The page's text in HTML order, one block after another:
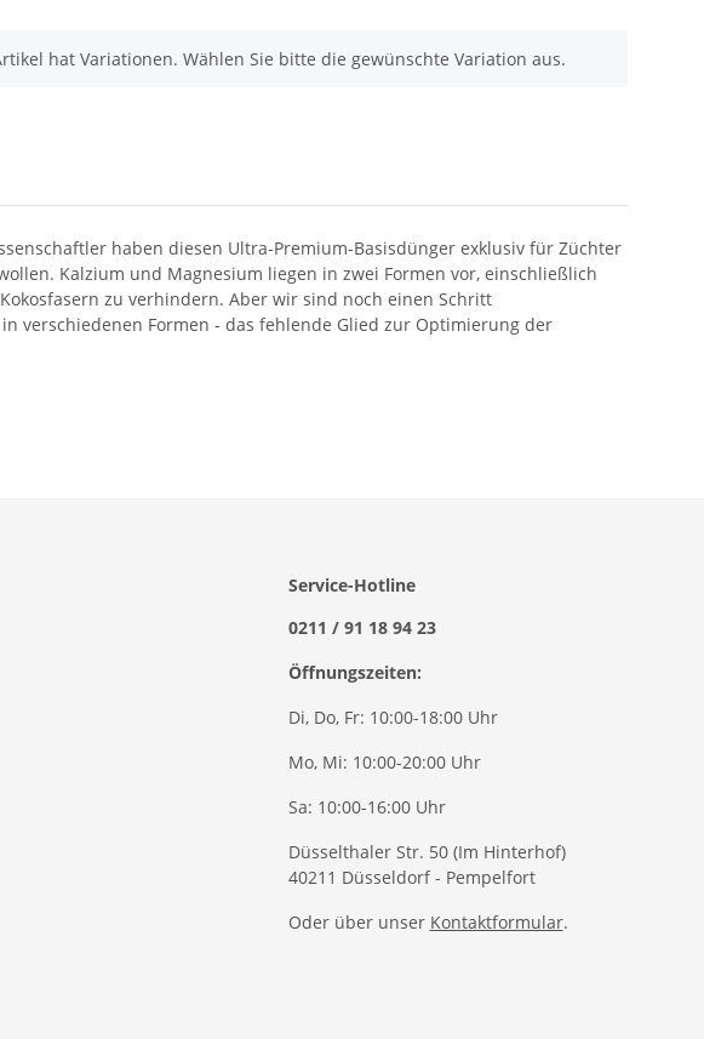
hat Variationen. Wählen Sie bitte die gewünschte Variation aus.
haben diesen Ultra-Premium-Basisdünger exklusiv für Züchter
Kalzium und Magnesium liegen in zwei Formen vor, einschließlich
zu verhindern. Aber wir sind noch einen Schritt
verschiedenen Formen - das fehlende Glied zur Optimierung der
Service-Hotline
0211 / 91 18 94 23
Öffnungszeiten:
Di, Do, Fr: 10:00-18:00 Uhr
Mo, Mi: 10:00-20:00 Uhr
Sa: 10:00-16:00 Uhr
Düsselthaler Str. 50 (Im Hinterhof)
40211 Düsseldorf - Pempelfort
Oder über unser Kontaktformular.